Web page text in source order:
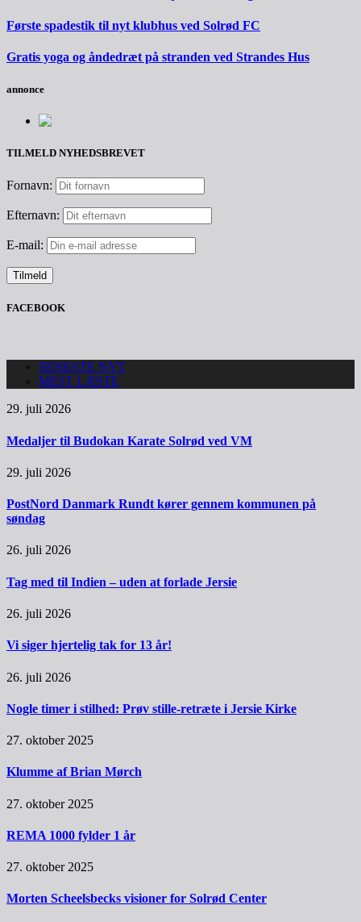
Første spadestik til nyt klubhus ved Solrød FC
Gratis yoga og åndedræt på stranden ved Strandes Hus
annonce
TILMELD NYHEDSBREVET
Fornavn:
Efternavn:
E-mail:
FACEBOOK
SENESTE NYT
MEST LÆSTE
29. juli 2026
Medaljer til Budokan Karate Solrød ved VM
29. juli 2026
PostNord Danmark Rundt kører gennem kommunen på
søndag
26. juli 2026
Tag med til Indien – uden at forlade Jersie
26. juli 2026
Vi siger hjertelig tak for 13 år!
26. juli 2026
Nogle timer i stilhed: Prøv stille-retræte i Jersie Kirke
27. oktober 2025
Klumme af Brian Mørch
27. oktober 2025
REMA 1000 fylder 1 år
27. oktober 2025
Morten Scheelsbecks visioner for Solrød Center